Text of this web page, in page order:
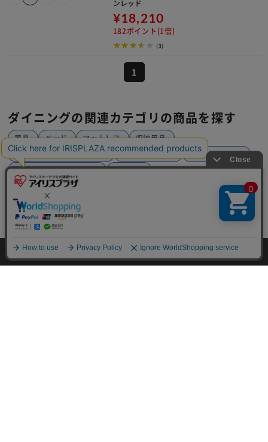
ダイニングセット 4人用 4点セット D
376ポイント(1倍)
(10)
ダイニングセット 4人用 5点セット DT
CS-5 ウォルナット×グリーン
¥14,800
148ポイント(1倍)
HOME 探す ログイン お気に入り お知らせ